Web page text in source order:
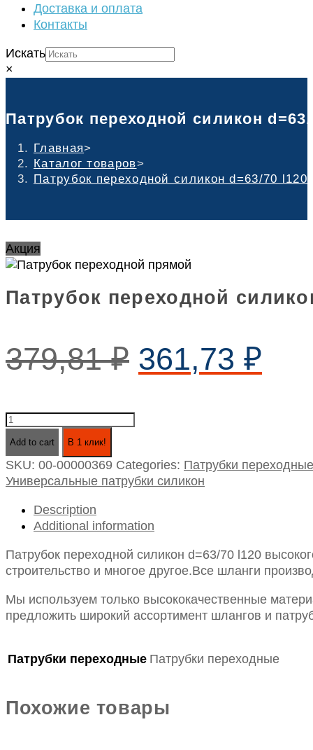
Доставка и оплата
Контакты
Искать
×
Патрубок переходной силикон
Главная>
Каталог товаров>
Патрубок переходной силикон d=63/70 l120
Акция
Патрубок переходной
379,81₽ 361,73 ₽
Патрубок
d=63/70
l120
Add to cart В 1 клик!
SKU: 00-00000369 Categories: Патрубки переходные
Универсальные патрубки силикон
Description
Additional information
Патрубок переходной силикон d=63/70 l120
строительство и многое другое.Все шланги
Мы используем только высококачественные
предложить широкий ассортимент шлангов и
Патрубки переходные Патрубки переходные
Похожие товары